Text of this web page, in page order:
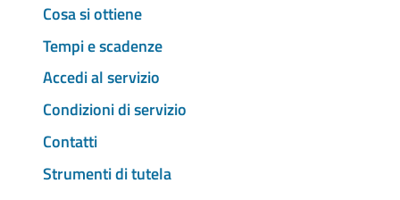
Cosa si ottiene
Tempi e scadenze
Accedi al servizio
Condizioni di servizio
Contatti
Strumenti di tutela